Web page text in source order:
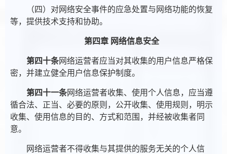
（四）对网络安全事件的应急处置与网络功能的恢复
等，提供技术支持和协助。
第四章 网络信息安全
第四十条网络运营者应当对其收集的用户信息严格保
密，并建立健全用户信息保护制度。
第四十一条网络运营者收集、使用个人信息，应当遵
循合法、正当、必要的原则，公开收集、使用规则，明示
收集、使用信息的目的、方式和范围，并经被收集者同
意。
网络运营者不得收集与其提供的服务无关的个人信